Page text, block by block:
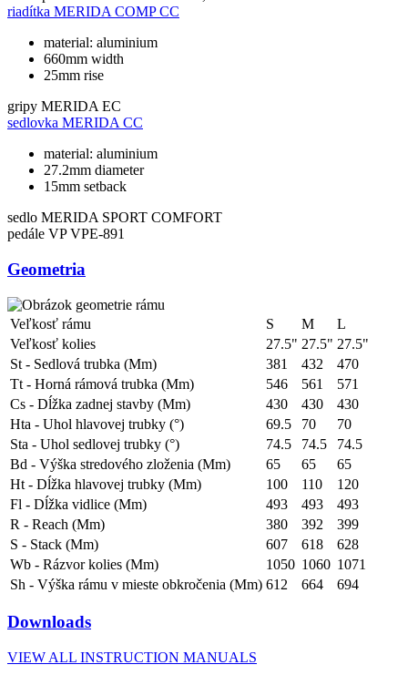
riadítka MERIDA COMP CC
material: aluminium
660mm width
25mm rise
gripy MERIDA EC
sedlovka MERIDA CC
material: aluminium
27.2mm diameter
15mm setback
sedlo MERIDA SPORT COMFORT
pedále VP VPE-891
Geometria
Veľkosť rámu S M
L
Veľkosť kolies
27.5" 27.5" 27.5"
St - Sedlová trubka (Mm)
381 432
470
Tt - Horná rámová trubka (Mm)
546 561
571
Cs - Dĺžka zadnej stavby (Mm)
430 430
430
Hta - Uhol hlavovej trubky (°)
69.5 70
70
Sta - Uhol sedlovej trubky (°)
74.5 74.5
74.5
Bd - Výška stredového zloženia (Mm)
65 65
65
Ht - Dĺžka hlavovej trubky (Mm)
100 110
120
Fl - Dĺžka vidlice (Mm)
493 493
493
R - Reach (Mm)
380 392
399
S - Stack (Mm)
607 618
628
Wb - Rázvor kolies (Mm)
1050 1060 1071
Sh - Výška rámu v mieste obkročenia (Mm) 612 664 694
Downloads
VIEW ALL INSTRUCTION MANUALS